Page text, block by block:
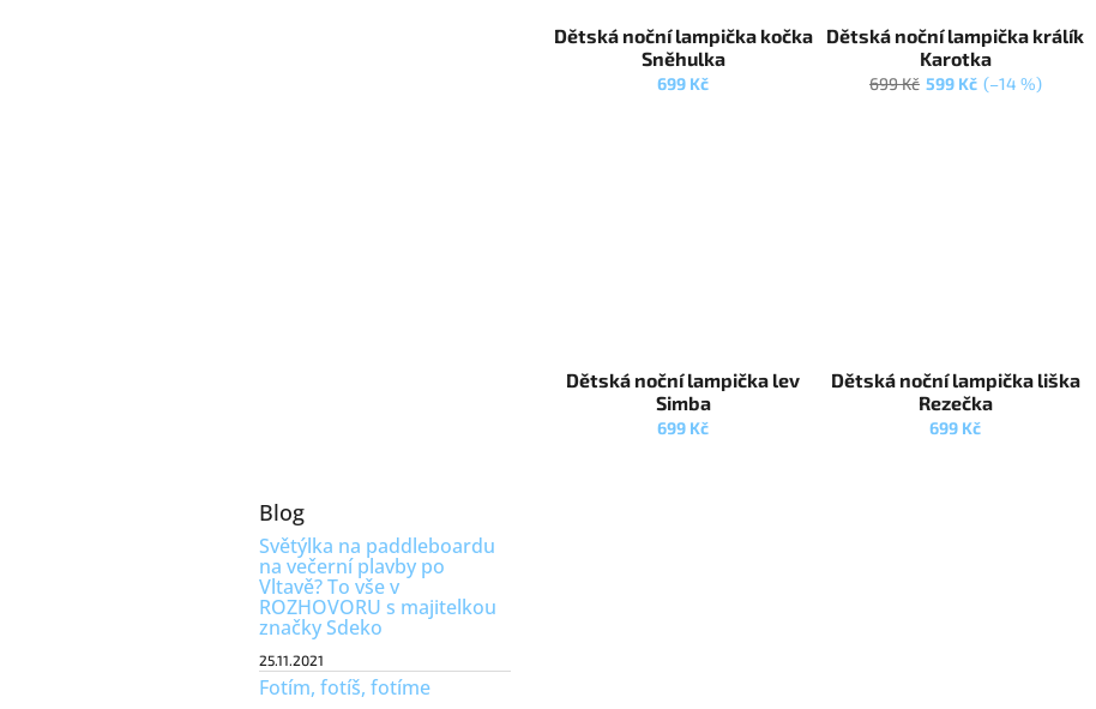
Blog
Světýlka na paddleboardu
na večerní plavby po
Vltavě? To vše v
ROZHOVORU s majitelkou
značky Sdeko
25.11.2021
Fotím, fotíš, fotíme
Dětská noční lampička kočka
Sněhulka
699 Kč
Dětská noční lampička králík
Karotka
699 Kč 599 Kč (–14 %)
Dětská noční lampička lev
Simba
699 Kč
Dětská noční lampička liška
Rezečka
699 Kč